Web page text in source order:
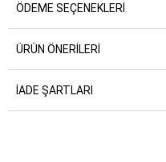
ÖDEME SEÇENEKLERI
ÜRÜN ÖNERILERI
İADE ŞARTLARI